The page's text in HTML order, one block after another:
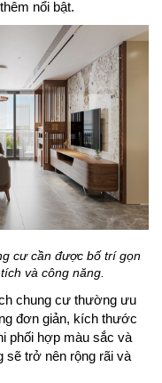
khách thêm ấm cúng,
điểm nhấn.
tỷ lệ phù hợp với diện
thất chung. Thiết kế
màu sắc hài hòa sẽ
nổi bật.